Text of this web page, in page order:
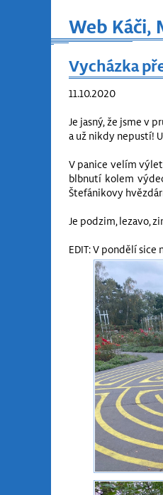
Web Káči,
Vycházka
11.10.2020
Je jasný, že jsme v
a už nikdy nepustí!
V panice velím
blbnutí kolem
Štefánikovy
Je podzim, lezavo,
EDIT: V pondělí